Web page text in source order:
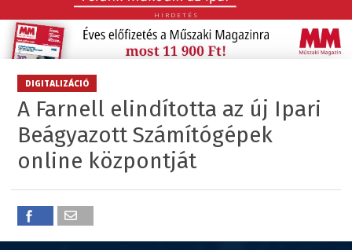
HIRDETÉS
DIGITALIZÁCIÓ
A Farnell elindította az új Ipari
Beágyazott Számítógépek
online központját